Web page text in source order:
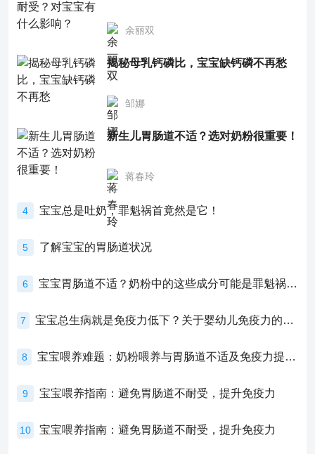
余丽双
揭秘母乳钙磷比，宝宝缺钙磷不再愁
邹娜
新生儿胃肠道不适？选对奶粉很重要！
蒋春玲
4 宝宝总是吐奶，罪魁祸首竟然是它！
5 了解宝宝的胃肠道状况
6 宝宝胃肠道不适？奶粉中的这些成分可能是罪魁祸首！
7 宝宝总生病就是免疫力低下？关于婴幼儿免疫力的真相，家长必须了解！
8 宝宝喂养难题：奶粉喂养与胃肠道不适及免疫力提升的奥秘
9 宝宝喂养指南：避免胃肠道不耐受，提升免疫力
10 宝宝喂养指南：避免胃肠道不耐受，提升免疫力